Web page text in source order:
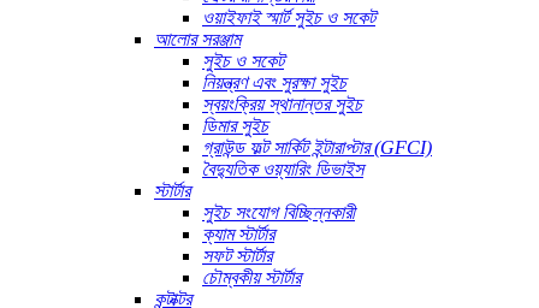
ওয়াইফাই স্মার্ট সুইচ ও সকেট
আলোর সরঞ্জাম
সুইচ ও সকেট
নিয়ন্ত্রণ এবং সুরক্ষা সুইচ
স্বয়ংক্রিয় স্থানান্তর সুইচ
ডিমার সুইচ
গ্রাউন্ড ফল্ট সার্কিট ইন্টারাপ্টার (GFCI)
বৈদ্যুতিক ওয়্যারিং ডিভাইস
স্টার্টার
সুইচ সংযোগ বিচ্ছিন্নকারী
ক্যাম স্টার্টার
সফট স্টার্টার
চৌম্বকীয় স্টার্টার
কন্টাক্টর